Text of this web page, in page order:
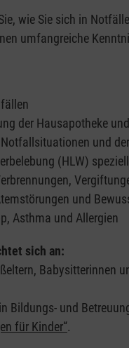
wie Sie sich in
umfangreiche
der Hausapotheke
und
(HLW)
und
Asthma und Allergien
sich an:
Babysitterinnen
Bildungs- und
für Kinder“.